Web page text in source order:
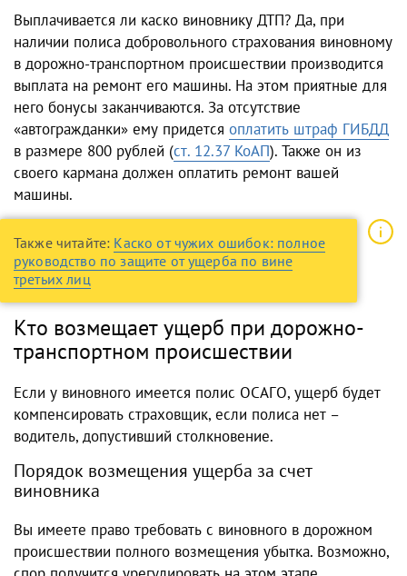
Выплачивается ли каско виновнику ДТП? Да, при
наличии полиса добровольного страхования виновному
в дорожно-транспортном происшествии производится
выплата на ремонт его машины. На этом приятные для
него бонусы заканчиваются. За отсутствие
«автогражданки» ему придется оплатить штраф ГИБДД
в размере 800 рублей (ст. 12.37 КоАП). Также он из
своего кармана должен оплатить ремонт вашей
машины.
Также читайте: Каско от чужих ошибок: полное
руководство по защите от ущерба по вине
третьих лиц
Кто возмещает ущерб при дорожно-
транспортном происшествии
Если у виновного имеется полис ОСАГО, ущерб будет
компенсировать страховщик, если полиса нет –
водитель, допустивший столкновение.
Порядок возмещения ущерба за счет
виновника
Вы имеете право требовать с виновного в дорожном
происшествии полного возмещения убытка. Возможно,